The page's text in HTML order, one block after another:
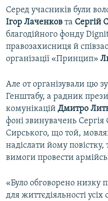
Усі сайти RFE/RL
Серед учасників були
Ігор Лаченков та Сергій
благодійного фонду
правозахисниця й
організації «Принцип»
Але от організували цю
Генштабу, а радник
комунікацій Дмитро
фоні звинувачень Сергія
Сирського, що той,
надіслати йому
вимоги провести
«Було обговорено низку
для життєдіяльності